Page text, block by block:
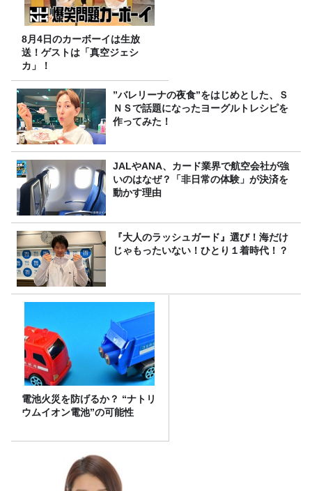
8月4日のカーボーイは生放
送！ゲストは「真空ジェシ
カ」！
”バレリーナの夜食”をはじめとした、Ｓ
ＮＳで話題になったヨーグルトレシピを
作ってみた！
JALやANA、カード業界で航空会社が強
いのはなぜ？「非日常の体験」が決済を
動かす理由
『大人のラッシュガード』選び！海だけ
じゃもったいない！ひとり１着時代！？
電池火災を防げるか？ “ナトリ
ウムイオン電池”の可能性